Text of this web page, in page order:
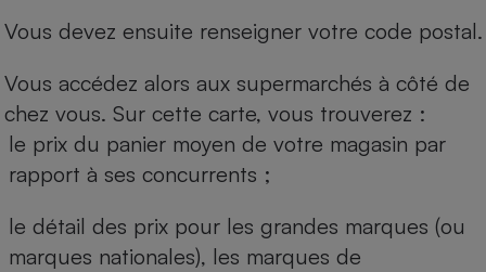
Vous devez ensuite renseigner votre code postal.
Vous accédez alors aux supermarchés à côté de
chez vous. Sur cette carte, vous trouverez :
le prix du panier moyen de votre magasin par
rapport à ses concurrents ;
le détail des prix pour les grandes marques (ou
marques nationales), les marques de